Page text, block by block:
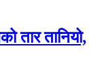
तार तानियो,